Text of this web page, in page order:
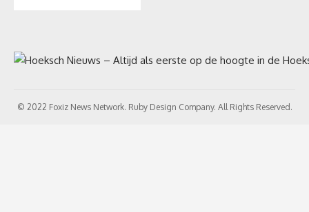
© 2022 Foxiz News Network. Ruby Design Company. All Rights Reserved.